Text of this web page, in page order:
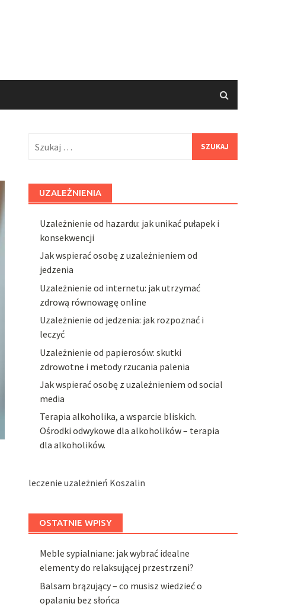
UZALEŻNIENIA
Uzależnienie od hazardu: jak unikać pułapek i
konsekwencji
Jak wspierać osobę z uzależnieniem od
jedzenia
Uzależnienie od internetu: jak utrzymać
zdrową równowagę online
Uzależnienie od jedzenia: jak rozpoznać i
leczyć
Uzależnienie od papierosów: skutki
zdrowotne i metody rzucania palenia
Jak wspierać osobę z uzależnieniem od social
media
Terapia alkoholika, a wsparcie bliskich.
Ośrodki odwykowe dla alkoholików – terapia
dla alkoholików.
leczenie uzależnień Koszalin
OSTATNIE WPISY
Meble sypialniane: jak wybrać idealne
elementy do relaksującej przestrzeni?
Balsam brązujący – co musisz wiedzieć o
opalaniu bez słońca